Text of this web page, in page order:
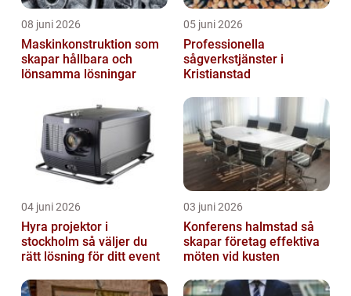
08 juni 2026
Maskinkonstruktion som
skapar hållbara och
lönsamma lösningar
05 juni 2026
Professionella
sågverkstjänster i
Kristianstad
04 juni 2026
Hyra projektor i
stockholm så väljer du
rätt lösning för ditt event
03 juni 2026
Konferens halmstad så
skapar företag effektiva
möten vid kusten